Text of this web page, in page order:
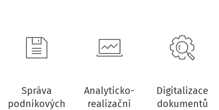
Správa
podnikových
Analyticko-
realizační
Digitalizace
dokumentů